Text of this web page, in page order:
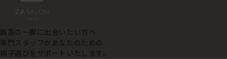
最高の一脚に出会いたい方へ
専門スタッフがあなたのための
椅子選びをサポートいたします。